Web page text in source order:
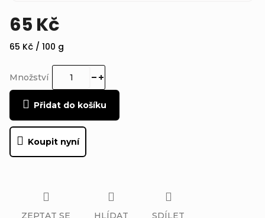
65 Kč
Měrná
65 Kč / 100 g
Množství
Přidat do košíku
Koupit nyní